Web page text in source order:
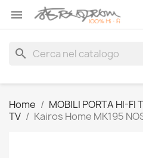

search
Home MOBILI PORTA HI-FI
TV
Kairos Home MK195